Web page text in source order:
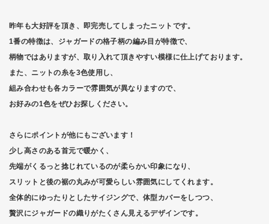
昨年も大好評を頂き、即完売してしまったニットです。
1番の特徴は、ジャガードの格子柄の編み目が特徴で、
柄物ではありますが、取り入れて頂きやすい模様に仕上げております。
また、ニットの糸を3色使用し、
組み合わせも各カラーで雰囲気が異なりますので、
お好みの1色をぜひお探しください。
さらにポイントが他にもございます！
少し高さのある首元で暖かく、
先端がくるっと捻じれているのが柔らかい印象になり、
スリットと後の裾の丸みが可愛らしい雰囲気にしてくれます。
全体的にゆったりとしたサイジングで、体型カバーをしつつ、
贅沢にジャガードの織りがたくさん見えるデザインです。